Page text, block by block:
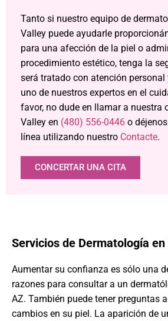
Tanto si nuestro equipo de
Valley puede ayudarle
para una afección de la piel o
procedimiento estético, tenga la
será tratado con atención
uno de nuestros expertos en el
favor, no dude en llamar a nuestra
Valley en (480) 556-0446 o
línea utilizando nuestro Contacte.
CONCERTAR UNA CITA
Servicios de Dermatología en
Aumentar su confianza es sólo una
razones para consultar a un
AZ. También puede tener preguntas
cambios en su piel. La aparición de